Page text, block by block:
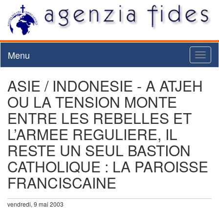
Menu
ASIE / INDONESIE - A ATJEH
OU LA TENSION MONTE
ENTRE LES REBELLES ET
L’ARMEE REGULIERE, IL
RESTE UN SEUL BASTION
CATHOLIQUE : LA PAROISSE
FRANCISCAINE
vendredi, 9 mai 2003